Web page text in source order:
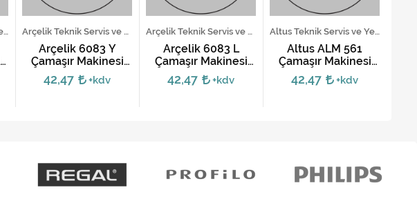
Beko Teknik Servis ve Yedek Parça Hizmetleri Arçelik Teknik Servis ve Yedek Parça Hizmetleri
Arçelik 6083 Y
Çamaşır Makinesi
Kartı
42,47 +kdv
Arçelik Teknik Servis ve Yedek Parça Hizmetleri
Arçelik 6083 L
Çamaşır Makinesi
Kartı
42,47 +kdv
Altus Teknik Servis ve Yedek Parça Hizmetleri
Altus ALM 561
Çamaşır Makinesi
Anakartı
42,47 +kdv